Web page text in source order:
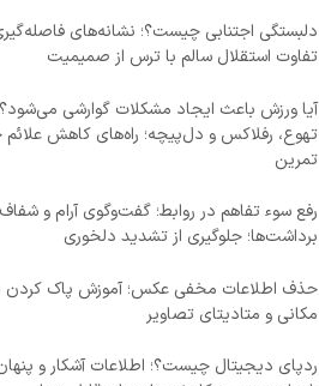
دلبستگی اجتنابی چیست؟؛ نشانه‌های
تفاوت استقلال سالم با ترس از صمیمیت
آیا ورزش باعث ایجاد مشکلات گوارشی
تهوع، رفلاکس و دل‌پیچه؛ راه‌های کاهش
تمرین
رفع سوء تفاهم در روابط؛ گفت‌وگوی آرام و
برداشت‌ها؛ جلوگیری از تشدید دلخوری
حذف اطلاعات مخفی عکس؛ آموزش پاک کردن
مکانی و متادیتای تصاویر
ردپای دیجیتال چیست؟؛ اطلاعات آشکار و پنهان